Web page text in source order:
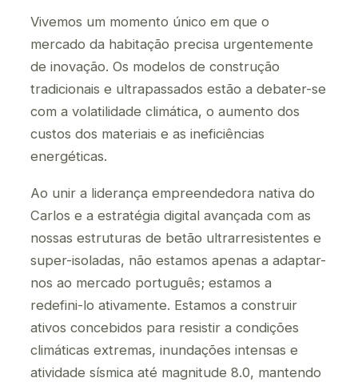
Vivemos um momento único em que o
mercado da habitação precisa urgentemente
de inovação. Os modelos de construção
tradicionais e ultrapassados estão a debater-se
com a volatilidade climática, o aumento dos
custos dos materiais e as ineficiências
energéticas.
Ao unir a liderança empreendedora nativa do
Carlos e a estratégia digital avançada com as
nossas estruturas de betão ultrarresistentes e
super-isoladas, não estamos apenas a adaptar-
nos ao mercado português; estamos a
redefini-lo ativamente. Estamos a construir
ativos concebidos para resistir a condições
climáticas extremas, inundações intensas e
atividade sísmica até magnitude 8.0, mantendo